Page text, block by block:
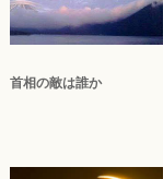
首相の敵は誰か